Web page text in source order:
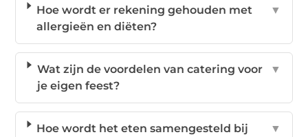
Hoe wordt er rekening gehouden met
allergieën en diëten?
▼
Wat zijn de voordelen van catering voor
je eigen feest?
▼
Hoe wordt het eten samengesteld bij
▼